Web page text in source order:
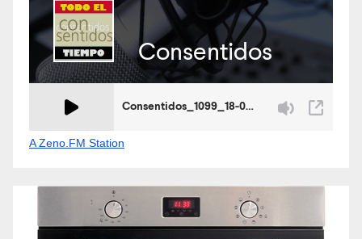
A Zeno.FM Station